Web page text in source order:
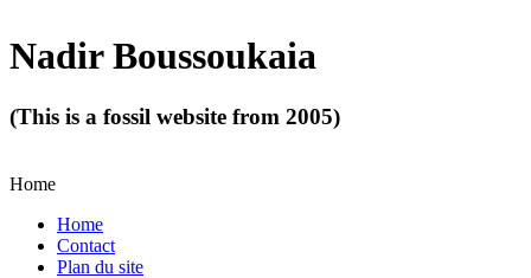
Nadir Boussoukaia
(This is a fossil website from 2005)
Home
Home
Contact
Plan du site